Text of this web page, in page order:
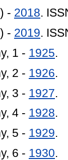
- 2018.
- 2019.
1 - 1925.
2 - 1926.
3 - 1927.
4 - 1928.
5 - 1929.
6 - 1930.